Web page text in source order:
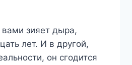
зияет дыра,
лет. И в другой,
он сгодится